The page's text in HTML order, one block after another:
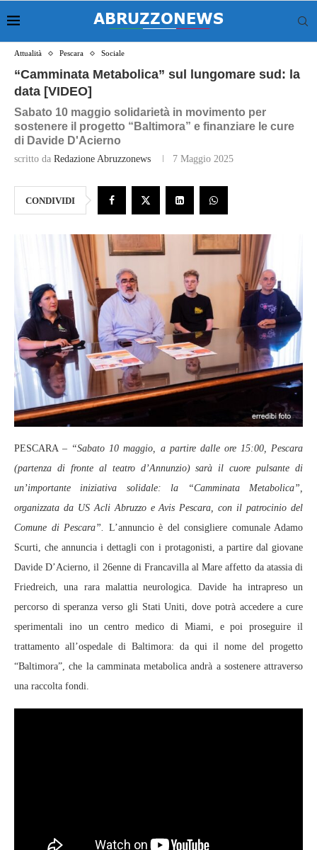
Attualità Pescara Sociale
“Camminata Metabolica” sul lungomare sud: la
data [VIDEO]
Sabato 10 maggio solidarietà in movimento per
sostenere il progetto “Baltimora” e finanziare le cure
di Davide D'Acierno
scritto da Redazione Abruzzonews 7 Maggio 2025
CONDIVIDI
PESCARA – “Sabato 10 maggio, a partire dalle ore 15:00, Pescara
(partenza di fronte al teatro d’Annunzio) sarà il cuore pulsante di
un’importante iniziativa solidale: la “Camminata Metabolica”,
organizzata da US Acli Abruzzo e Avis Pescara, con il patrocinio del
Comune di Pescara”.
L’annuncio è del consigliere comunale Adamo
Scurti, che annuncia i dettagli con i protagonisti, a partire dal giovane
Davide D’Acierno, il 26enne di Francavilla al Mare affetto da atassia di
Friedreich, una rara malattia neurologica. Davide ha intrapreso un
percorso di speranza verso gli Stati Uniti, dove potrà accedere a cure
sperimentali ino un centro medico di Miami, e poi proseguire il
trattamento all’ospedale di Baltimora: da qui il nome del progetto
“Baltimora”, che la camminata metabolica andrà a sostenere attraverso
una raccolta fondi.